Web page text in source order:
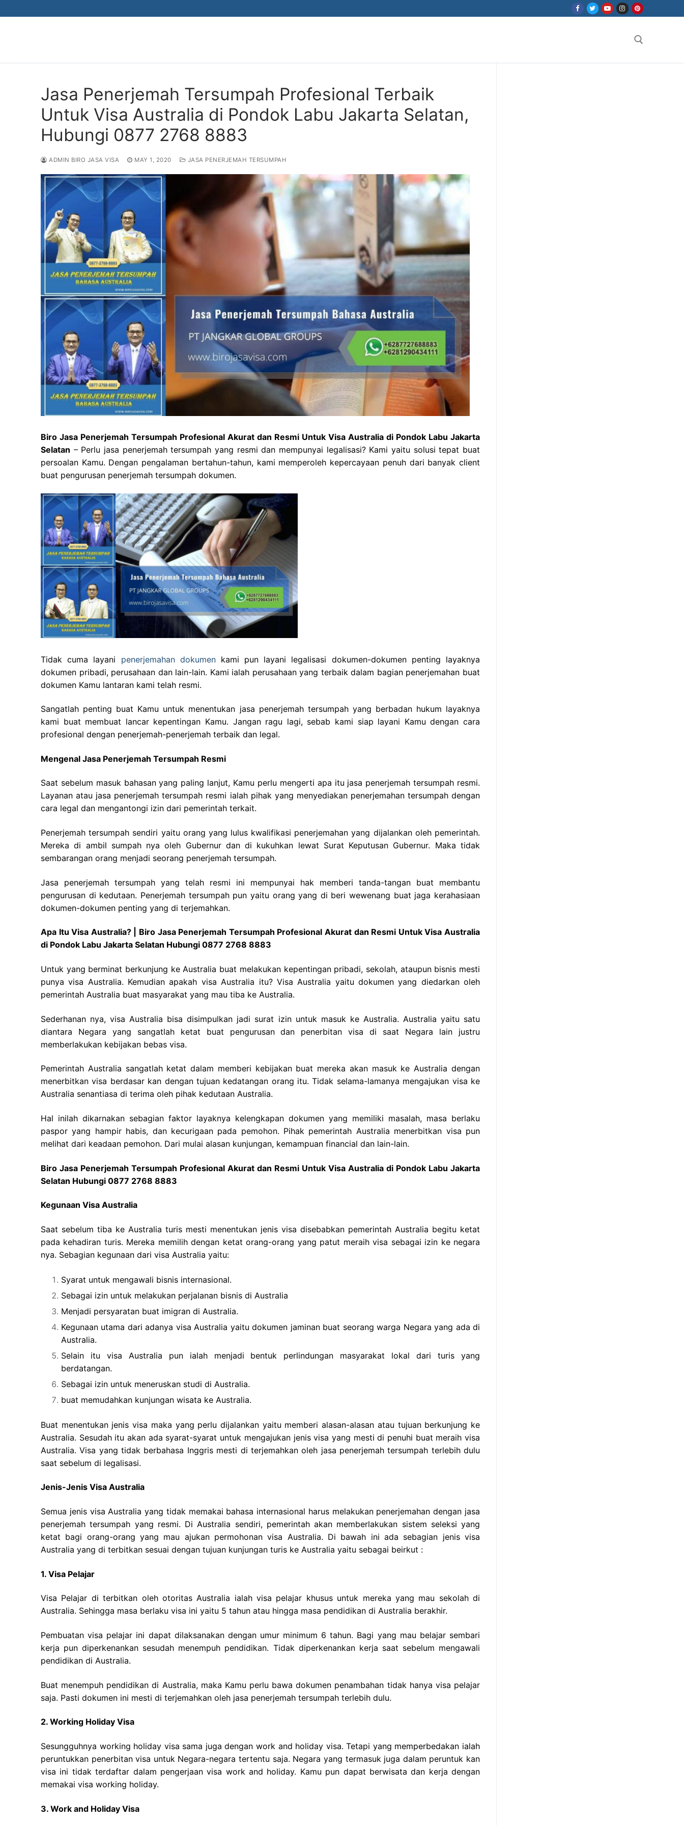
to
Jasa Penerjemah Tersumpah Profesional Terbaik
Untuk Visa Australia di Pondok Labu Jakarta Selatan,
Hubungi 0877 2768 8883
ADMIN BIRO JASA VISA MAY 1, 2020 JASA PENERJEMAH TERSUMPAH
Biro Jasa Penerjemah Tersumpah Profesional Akurat dan Resmi Untuk Visa Australia di Pondok Labu Jakarta
Selatan – Perlu jasa penerjemah tersumpah yang resmi dan mempunyai legalisasi? Kami yaitu solusi tepat buat
persoalan Kamu. Dengan pengalaman bertahun-tahun, kami memperoleh kepercayaan penuh dari banyak client
buat pengurusan penerjemah tersumpah dokumen.
Tidak cuma layani penerjemahan dokumenkami pun layani legalisasi dokumen-dokumen penting layaknya
dokumen pribadi, perusahaan dan lain-lain. Kami ialah perusahaan yang terbaik dalam bagian penerjemahan buat
dokumen Kamu lantaran kami telah resmi.
Sangatlah penting buat Kamu untuk menentukan jasa penerjemah tersumpah yang berbadan hukum layaknya
kami buat membuat lancar kepentingan Kamu. Jangan ragu lagi, sebab kami siap layani Kamu dengan cara
profesional dengan penerjemah-penerjemah terbaik dan legal.
Mengenal Jasa Penerjemah Tersumpah Resmi
Saat sebelum masuk bahasan yang paling lanjut, Kamu perlu mengerti apa itu jasa penerjemah tersumpah resmi.
Layanan atau jasa penerjemah tersumpah resmi ialah pihak yang menyediakan penerjemahan tersumpah dengan
cara legal dan mengantongi izin dari pemerintah terkait.
Penerjemah tersumpah sendiri yaitu orang yang lulus kwalifikasi penerjemahan yang dijalankan oleh pemerintah.
Mereka di ambil sumpah nya oleh Gubernur dan di kukuhkan lewat Surat Keputusan Gubernur. Maka tidak
sembarangan orang menjadi seorang penerjemah tersumpah.
Jasa penerjemah tersumpah yang telah resmi ini mempunyai hak memberi tanda-tangan buat membantu
pengurusan di kedutaan. Penerjemah tersumpah pun yaitu orang yang di beri wewenang buat jaga kerahasiaan
dokumen-dokumen penting yang di terjemahkan.
Apa Itu Visa Australia? | Biro Jasa Penerjemah Tersumpah Profesional Akurat dan Resmi Untuk Visa Australia
di Pondok Labu Jakarta Selatan Hubungi 0877 2768 8883
Untuk yang berminat berkunjung ke Australia buat melakukan kepentingan pribadi, sekolah, ataupun bisnis mesti
punya visa Australia. Kemudian apakah visa Australia itu? Visa Australia yaitu dokumen yang diedarkan oleh
pemerintah Australia buat masyarakat yang mau tiba ke Australia.
Sederhanan nya, visa Australia bisa disimpulkan jadi surat izin untuk masuk ke Australia. Australia yaitu satu
diantara Negara yang sangatlah ketat buat pengurusan dan penerbitan visa di saat Negara lain justru
memberlakukan kebijakan bebas visa.
Pemerintah Australia sangatlah ketat dalam memberi kebijakan buat mereka akan masuk ke Australia dengan
menerbitkan visa berdasar kan dengan tujuan kedatangan orang itu. Tidak selama-lamanya mengajukan visa ke
Australia senantiasa di terima oleh pihak kedutaan Australia.
Hal inilah dikarnakan sebagian faktor layaknya kelengkapan dokumen yang memiliki masalah, masa berlaku
paspor yang hampir habis, dan kecurigaan pada pemohon. Pihak pemerintah Australia menerbitkan visa pun
melihat dari keadaan pemohon. Dari mulai alasan kunjungan, kemampuan financial dan lain-lain.
Biro Jasa Penerjemah Tersumpah Profesional Akurat dan Resmi Untuk Visa Australia di Pondok Labu Jakarta
Selatan Hubungi 0877 2768 8883
Kegunaan Visa Australia
Saat sebelum tiba ke Australia turis mesti menentukan jenis visa disebabkan pemerintah Australia begitu ketat
pada kehadiran turis. Mereka memilih dengan ketat orang-orang yang patut meraih visa sebagai izin ke negara
nya. Sebagian kegunaan dari visa Australia yaitu:
Syarat untuk mengawali bisnis internasional.
Sebagai izin untuk melakukan perjalanan bisnis di Australia
Menjadi persyaratan buat imigran di Australia.
Kegunaan utama dari adanya visa Australia yaitu dokumen jaminan buat seorang warga Negara yang ada di
Australia.
Selain itu visa Australia pun ialah menjadi bentuk perlindungan masyarakat lokal dari turis yang
berdatangan.
Sebagai izin untuk meneruskan studi di Australia.
buat memudahkan kunjungan wisata ke Australia.
Buat menentukan jenis visa maka yang perlu dijalankan yaitu memberi alasan-alasan atau tujuan berkunjung ke
Australia. Sesudah itu akan ada syarat-syarat untuk mengajukan jenis visa yang mesti di penuhi buat meraih visa
Australia. Visa yang tidak berbahasa Inggris mesti di terjemahkan oleh jasa penerjemah tersumpah terlebih dulu
saat sebelum di legalisasi.
Jenis-Jenis Visa Australia
Semua jenis visa Australia yang tidak memakai bahasa internasional harus melakukan penerjemahan dengan jasa
penerjemah tersumpah yang resmi. Di Australia sendiri, pemerintah akan memberlakukan sistem seleksi yang
ketat bagi orang-orang yang mau ajukan permohonan visa Australia. Di bawah ini ada sebagian jenis visa
Australia yang di terbitkan sesuai dengan tujuan kunjungan turis ke Australia yaitu sebagai beirkut :
1. Visa Pelajar
Visa Pelajar di terbitkan oleh otoritas Australia ialah visa pelajar khusus untuk mereka yang mau sekolah di
Australia. Sehingga masa berlaku visa ini yaitu 5 tahun atau hingga masa pendidikan di Australia berakhir.
Pembuatan visa pelajar ini dapat dilaksanakan dengan umur minimum 6 tahun. Bagi yang mau belajar sembari
kerja pun diperkenankan sesudah menempuh pendidikan. Tidak diperkenankan kerja saat sebelum mengawali
pendidikan di Australia.
Buat menempuh pendidikan di Australia, maka Kamu perlu bawa dokumen penambahan tidak hanya visa pelajar
saja. Pasti dokumen ini mesti di terjemahkan oleh jasa penerjemah tersumpah terlebih dulu.
2. Working Holiday Visa
Sesungguhnya working holiday visa sama juga dengan work and holiday visa. Tetapi yang memperbedakan ialah
peruntukkan penerbitan visa untuk Negara-negara tertentu saja. Negara yang termasuk juga dalam peruntuk kan
visa ini tidak terdaftar dalam pengerjaan visa work and holiday. Kamu pun dapat berwisata dan kerja dengan
memakai visa working holiday.
3. Work and Holiday Visa